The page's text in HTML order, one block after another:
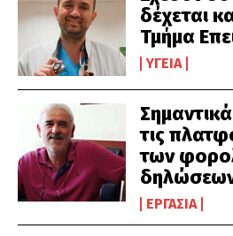
δέχεται
Τμήμα
ΥΓΕΊΑ
τις
των
ΕΡΓΑΣΊΑ